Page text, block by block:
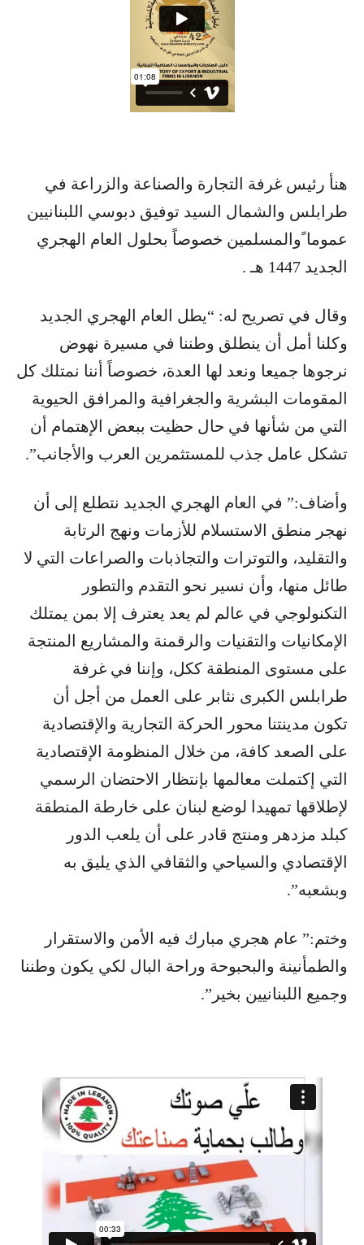
هنأ رئيس غرفة التجارة والصناعة والزراعة في
طرابلس والشمال السيد توفيق دبوسي اللبنانيين
عموما ًوالمسلمين خصوصاً بحلول العام الهجري
الجديد 1447 هـ .
وقال في تصريح له: “يطل العام الهجري الجديد
وكلنا أمل أن ينطلق وطننا في مسيرة نهوض
نرجوها جميعا ونعد لها العدة، خصوصاً أننا نمتلك كل
المقومات البشرية والجغرافية والمرافق الحيوية
التي من شأنها في حال حظيت ببعض الإهتمام أن
تشكل عامل جذب للمستثمرين العرب والأجانب”.
وأضاف:” في العام الهجري الجديد نتطلع إلى أن
نهجر منطق الاستسلام للأزمات ونهج الرتابة
والتقليد، والتوترات والتجاذبات والصراعات التي لا
طائل منها، وأن نسير نحو التقدم والتطور
التكنولوجي في عالم لم يعد يعترف إلا بمن يمتلك
الإمكانيات والتقنيات والرقمنة والمشاريع المنتجة
على مستوى المنطقة ككل، وإننا في غرفة
طرابلس الكبرى نثابر على العمل من أجل أن
تكون مدينتنا محور الحركة التجارية والإقتصادية
على الصعد كافة، من خلال المنظومة الإقتصادية
التي إكتملت معالمها بإنتظار الاحتضان الرسمي
لإطلاقها تمهيدا لوضع لبنان على خارطة المنطقة
كبلد مزدهر ومنتج قادر على أن يلعب الدور
الإقتصادي والسياحي والثقافي الذي يليق به
وبشعبه”.
وختم:” عام هجري مبارك فيه الأمن والاستقرار
والطمأنينة والبحبوحة وراحة البال لكي يكون وطننا
وجميع اللبنانيين بخير”.